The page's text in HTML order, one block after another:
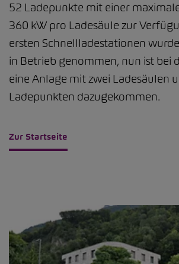
52 Ladepunkte mit einer
360 kW pro Ladesäule zur
ersten Schnellladestationen
in Betrieb genommen, nun ist bei
eine Anlage mit zwei Ladesäulen
Ladepunkten dazugekommen.
Zur Startseite